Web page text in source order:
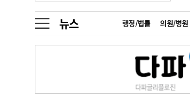
뉴스 행정/법률 의원/병원
금주의 검색
1
의사인력
2
성분명
3
AI의료
4
전공의
인물 초대석
동영상뉴스
포토뉴스
메디 Hospital 지역병원
2026년 하반기 인턴 모집
마취통증의학과 임기제 임상의사